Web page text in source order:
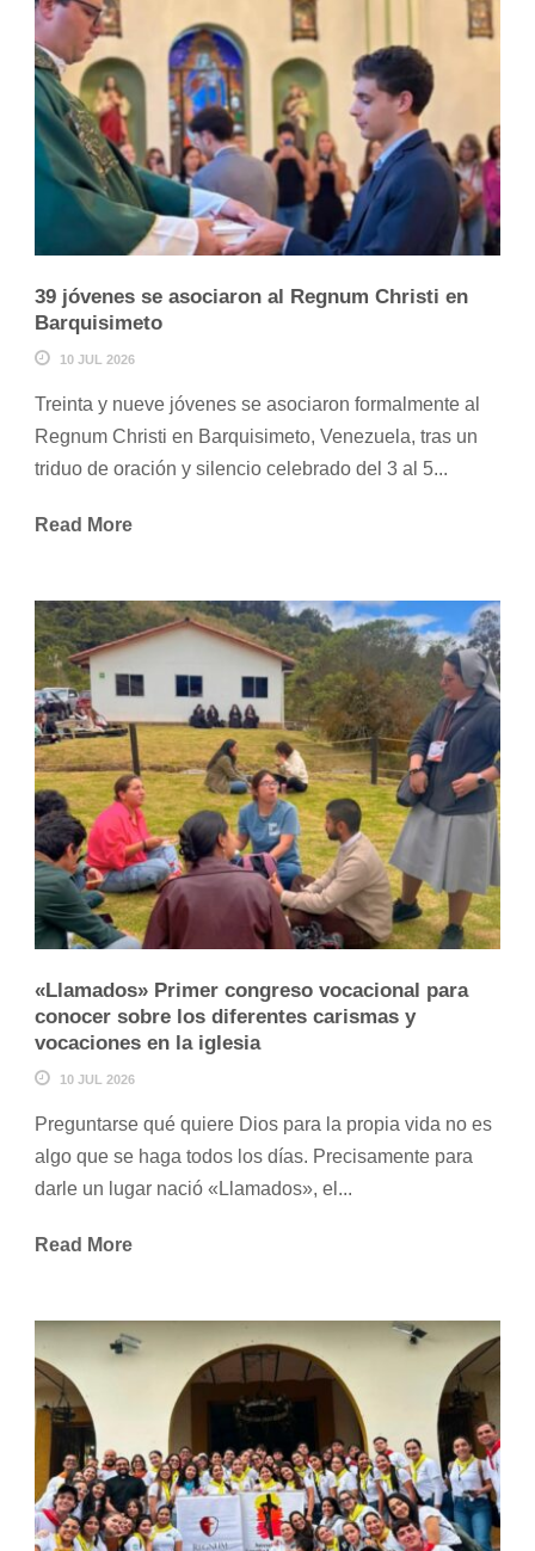
39 jóvenes se asociaron al Regnum Christi en
Barquisimeto
10 JUL 2026
Treinta y nueve jóvenes se asociaron formalmente al
Regnum Christi en Barquisimeto, Venezuela, tras un
triduo de oración y silencio celebrado del 3 al 5...
Read More
«Llamados» Primer congreso vocacional para
conocer sobre los diferentes carismas y
vocaciones en la iglesia
10 JUL 2026
Preguntarse qué quiere Dios para la propia vida no es
algo que se haga todos los días. Precisamente para
darle un lugar nació «Llamados», el...
Read More